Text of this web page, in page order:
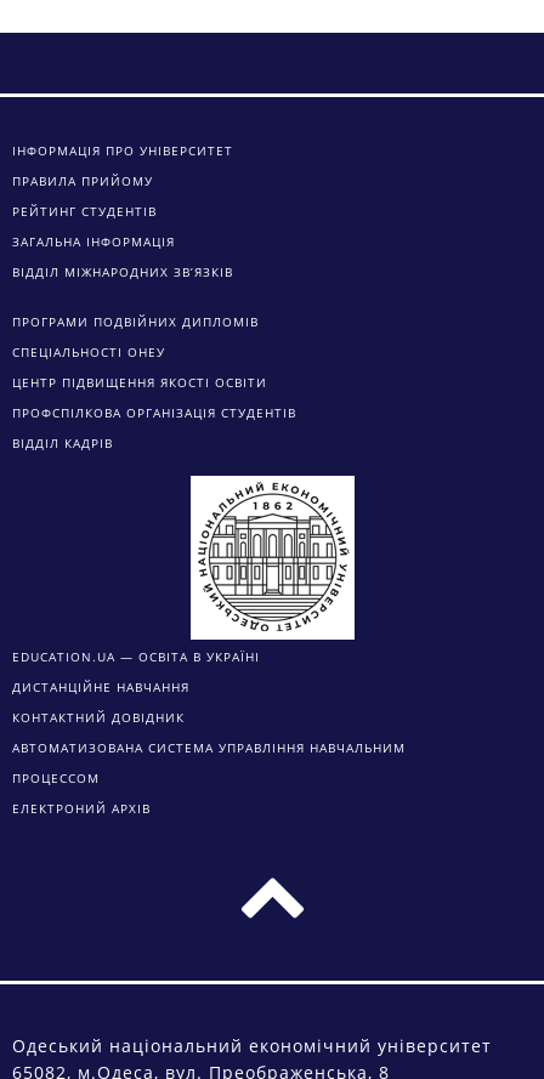
ІНФОРМАЦІЯ ПРО УНІВЕРСИТЕТ
ПРАВИЛА ПРИЙОМУ
РЕЙТИНГ СТУДЕНТІВ
ЗАГАЛЬНА ІНФОРМАЦІЯ
ВІДДІЛ МІЖНАРОДНИХ ЗВ’ЯЗКІВ
ПРОГРАМИ ПОДВІЙНИХ ДИПЛОМІВ
СПЕЦІАЛЬНОСТІ ОНЕУ
ЦЕНТР ПІДВИЩЕННЯ ЯКОСТІ ОСВІТИ
ПРОФСПІЛКОВА ОРГАНІЗАЦІЯ СТУДЕНТІВ
ВІДДІЛ КАДРІВ
EDUCATION.UA — ОСВІТА В УКРАЇНІ
ДИСТАНЦІЙНЕ НАВЧАННЯ
КОНТАКТНИЙ ДОВІДНИК
АВТОМАТИЗОВАНА СИСТЕМА УПРАВЛІННЯ НАВЧАЛЬНИМ
ПРОЦЕССОМ
ЕЛЕКТРОНИЙ АРХІВ
Одеський національний економічний університет
65082, м.Одеса, вул. Преображенська, 8